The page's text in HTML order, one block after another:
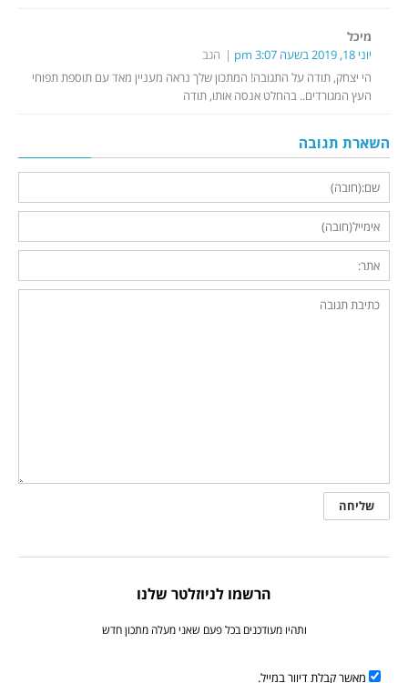
מיכל
יוני 18, 2019 בשעה 3:07 pm
הגב
הי יצחק, תודה על התגובה! המתכון שלך נראה מעניין מאד עם תוספת תפוחי
העץ המגורדים.. בהחלט אנסה אותו, תודה
השארת תגובה
הרשמו לניוזלטר שלנו
ותהיו מעודכנים בכל פעם שאני מעלה מתכון חדש
מאשר קבלת דיוור במייל.